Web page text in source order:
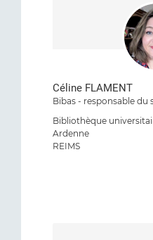
Céline FLAMENT
Bibas - responsable du
Bibliothèque
Ardenne
REIMS